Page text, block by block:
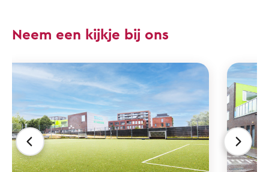
Neem een kijkje bij ons